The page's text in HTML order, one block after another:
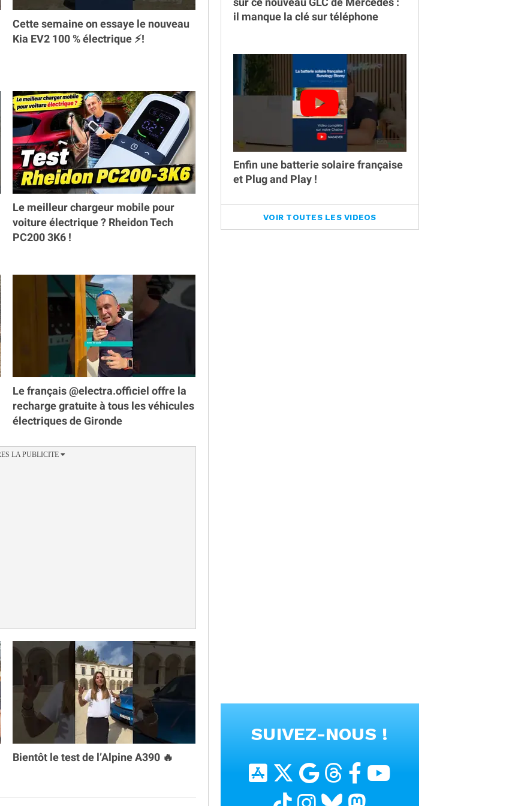
Cette semaine on essaye le nouveau
Kia EV2 100 % électrique ⚡️!
Le meilleur chargeur mobile pour
voiture électrique ? Rheidon Tech
PC200 3K6 !
Le français @electra.officiel offre la
recharge gratuite à tous les véhicules
électriques de Gironde
Bientôt le test de l’Alpine A390 🔥
il manque la clé sur téléphone
Enfin une batterie solaire française
et Plug and Play !
VOIR TOUTES LES VIDEOS
SUIVEZ-NOUS !